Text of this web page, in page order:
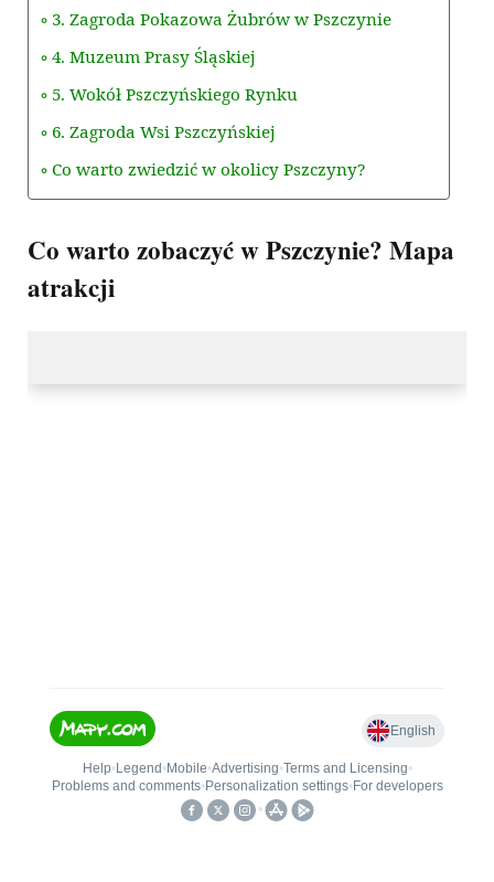
3. Zagroda Pokazowa Żubrów w Pszczynie
4. Muzeum Prasy Śląskiej
5. Wokół Pszczyńskiego Rynku
6. Zagroda Wsi Pszczyńskiej
Co warto zwiedzić w okolicy Pszczyny?
Co warto zobaczyć w Pszczynie? Mapa
atrakcji